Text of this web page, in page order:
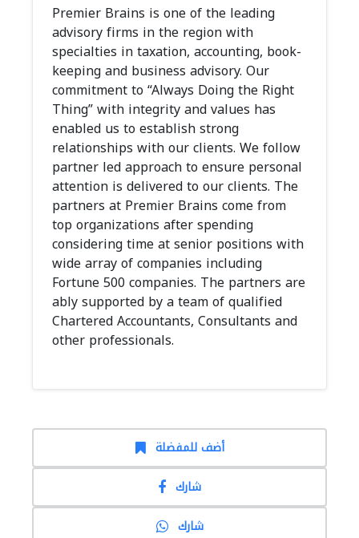
Premier Brains is one of the leading
advisory firms in the region with
specialties in taxation, accounting, book-
keeping and business advisory. Our
commitment to “Always Doing the Right
Thing” with integrity and values has
enabled us to establish strong
relationships with our clients. We follow
partner led approach to ensure personal
attention is delivered to our clients. The
partners at Premier Brains come from
top organizations after spending
considering time at senior positions with
wide array of companies including
Fortune 500 companies. The partners are
ably supported by a team of qualified
Chartered Accountants, Consultants and
other professionals.
أضف للمفضلة
شارك
شارك